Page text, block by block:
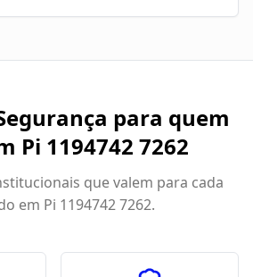
para quem
Pi 1194742 7262
que valem para cada
em Pi 1194742 7262.